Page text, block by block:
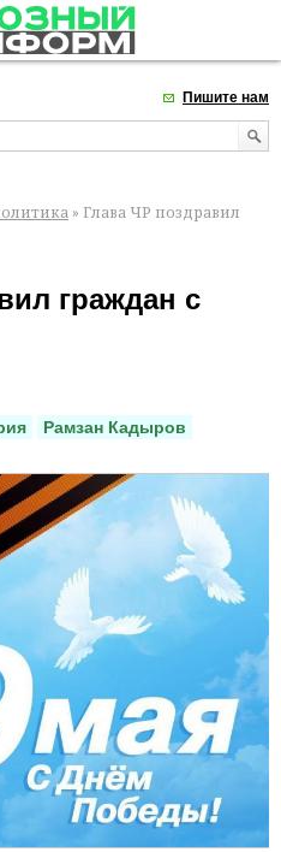
Пишите нам
» Глава ЧР поздравил
граждан с
Рамзан Кадыров